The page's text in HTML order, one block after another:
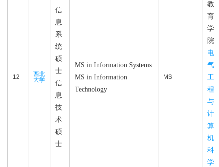
12
西北
大学
信
息
系
统
硕
士
信
息
技
术
硕
士
MS in Information Systems
MS in Information
Technology
MS
教
育
学
院
电
气
工
程
与
计
算
机
科
学